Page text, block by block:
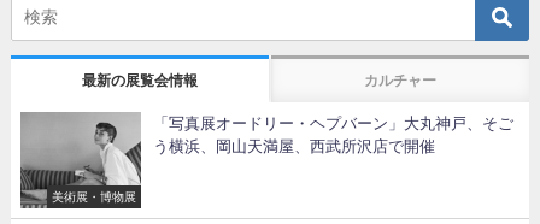
最新の展覧会情報 カルチャー
美術展・博物展
「写真展オードリー・ヘプバーン」大丸神戸、そご
う横浜、岡山天満屋、西武所沢店で開催